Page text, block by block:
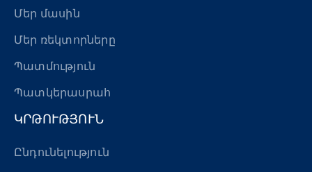
Մեր մասին
Մեր ռեկտորները
Պատմություն
Պատկերասրահ
ԿՐԹՈՒԹՅՈՒՆ
Ընդունելություն